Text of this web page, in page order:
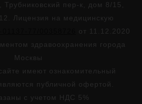
Трубниковский пер-к, дом 8/15,
Лицензия на медицинскую
от 11.12.2020
здравоохранения города
Москвы
имеют ознакомительный
публичной офертой.
с учетом НДС 5%